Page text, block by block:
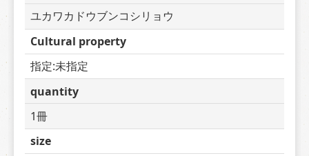
ユカワカドウブンコシリョウ
Cultural property
指定:未指定
quantity
1冊
size